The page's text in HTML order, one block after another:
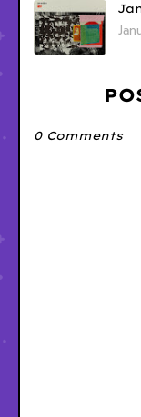
0 Comments